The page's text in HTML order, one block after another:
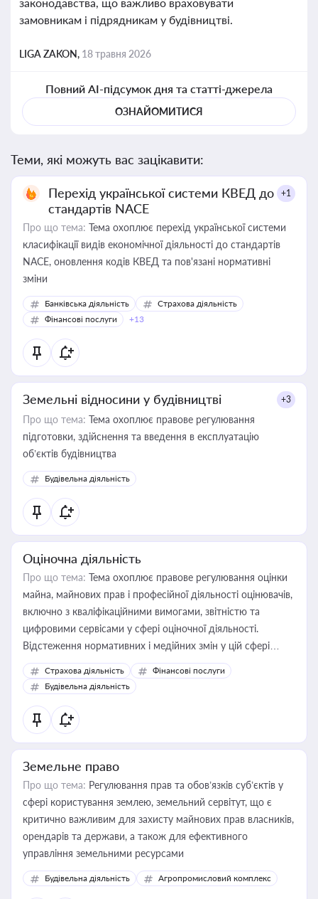
замовникам і підрядникам у будівництві.
LIGA ZAKON, 18 травня 2026
Повний AI-підсумок дня та статті-джерела
ОЗНАЙОМИТИСЯ
Теми, які можуть вас зацікавити:
Перехід української системи КВЕД до
стандартів NACE
+1
Про що тема: Тема охоплює перехід української системи
класифікації видів економічної діяльності до стандартів
NACE, оновлення кодів КВЕД та пов'язані нормативні
зміни
Банківська діяльність
Страхова діяльність
Фінансові послуги
+13
Земельні відносини у будівництві +3
Про що тема: Тема охоплює правове регулювання
підготовки, здійснення та введення в експлуатацію
об’єктів будівництва
Будівельна діяльність
Оціночна діяльність
Про що тема: Тема охоплює правове регулювання оцінки
майна, майнових прав і професійної діяльності оцінювачів,
включно з кваліфікаційними вимогами, звітністю та
цифровими сервісами у сфері оціночної діяльності.
Відстеження нормативних і медійних змін у цій сфері
корисне для власника бізнесу, керівника, юриста або
бухгалтера під час оподаткування, приватизації, оренди
державного майна, корпоративних угод і перевірки
статусу суб'єктів оціночної діяльності
Страхова діяльність
Фінансові послуги
Будівельна діяльність
Земельне право
Про що тема: Регулювання прав та обов’язків суб’єктів у
сфері користування землею, земельний сервітут, що є
критично важливим для захисту майнових прав власників,
орендарів та держави, а також для ефективного
управління земельними ресурсами
Будівельна діяльність Агропромисловий комплекс